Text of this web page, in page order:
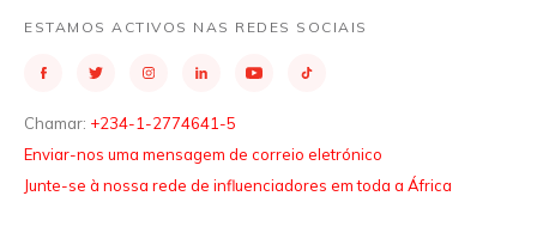
ESTAMOS ACTIVOS NAS REDES SOCIAIS
Chamar: +234-1-2774641-5
Enviar-nos uma mensagem de correio eletrónico
Junte-se à nossa rede de influenciadores em toda a África